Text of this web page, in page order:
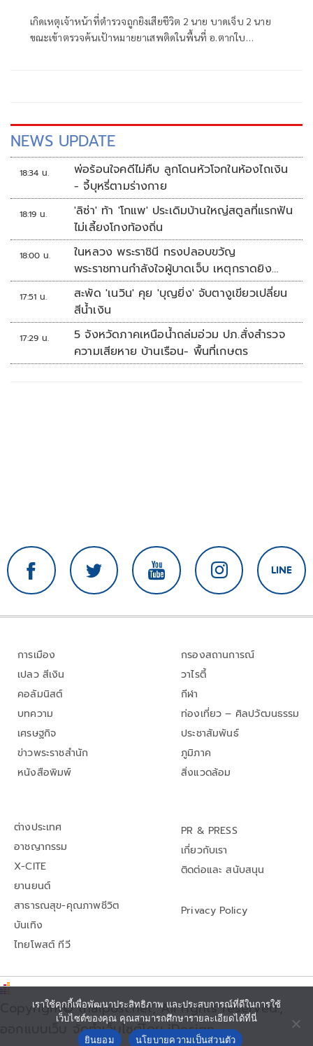
เกิดเหตุเจ้าหน้าที่ตำรวจถูกยิงเสียชีวิต 2 นาย บาดเจ็บ 2 นาย
ขณะเข้าตรวจค้นเป้าหมายยาเสพติดในพื้นที่ อ.ตากใบ
NEWS UPDATE
18:34 น.
พ่อร้อนใจคดีไม่คืบ ลูกโดนหัวโจกในห้องไถเงิน
- จี้บุหรี่ตามร่างกาย
18:19 น.
'ลิซ่า' ท้า 'โกแพ' ประเดิมบ้านใหญ่สตูลที่แรกฟัน
ไม่เลี้ยงโกงท้องถิ่น
18:00 น.
ในหลวง พระราชินี ทรงปลอบขวัญ
พระราชทานกำลังใจผู้บาดเจ็บ เหตุกราดยิง
รร.เทพศิรินทร์นนทบุรี
17:51 น.
สะพัด 'เนวิน' คุย 'บุญยิ่ง' จับตางูเขียวเปลี่ยน
สีน้ำเงิน
17:29 น.
5 จังหวัดภาคเหนือน้ำถล่มอ่วม ปภ.สั่งสำรวจ
ความเสียหาย บ้านเรือน- พื้นที่เกษตร
การเมือง
เปลว สีเงิน
คอลัมนิสต์
บทความ
เศรษฐกิจ
ข่าวพระราชสำนัก
หนังสือพิมพ์
กรองสถานการณ์
วาไรตี้
กีฬา
ท่องเที่ยว – ศิลปวัฒนธรรม
ประชาสัมพันธ์
ภูมิภาค
สิ่งแวดล้อม
ต่างประเทศ
อาชญากรรม
X-CITE
ยานยนต์
สาธารณสุข-คุณภาพชีวิต
บันเทิง
ไทยโพสต์ ทีวี
PR & PRESS
เกี่ยวกับเรา
ติดต่อและ สนับสนุน
Privacy Policy
Copyright© thaipost.net, All rights reserved.,
ออกแบบเว็บ จัดทำเว็บไซต์โดย iDesign
เราใช้คุกกี้เพื่อพัฒนาประสิทธิภาพ และประสบการณ์ที่ดีในการใช้
เว็บไซต์ของคุณ คุณสามารถศึกษารายละเอียดได้ที่นี่
ยินยอม
นโยบายความเป็นส่วนตัว